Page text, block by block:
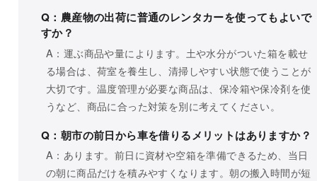
Q：農産物の出荷に普通のレンタカーを使ってもよいで
すか？
A：運ぶ商品や量によります。土や水分がついた箱を載せ
る場合は、荷室を養生し、清掃しやすい状態で使うことが
大切です。温度管理が必要な商品は、保冷箱や保冷剤を使
うなど、商品に合った対策を別に考えてください。
Q：朝市の前日から車を借りるメリットはありますか？
A：あります。前日に資材や空箱を準備できるため、当日
の朝に商品だけを積みやすくなります。朝の搬入時間が短